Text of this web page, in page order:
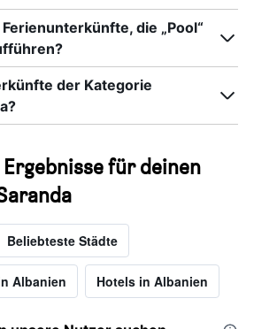
die „Pool“
der Kategorie
für deinen
Beliebteste Städte
Albanien Hotels in Albanien